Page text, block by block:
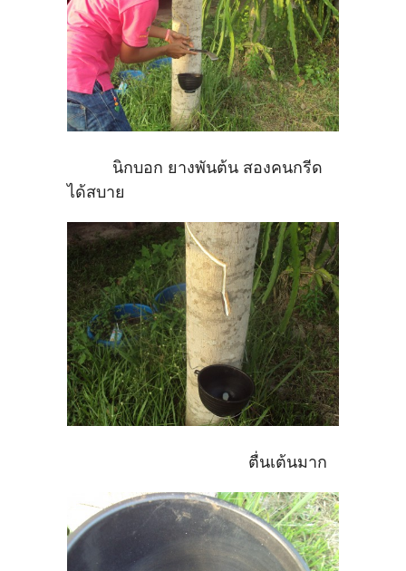
นิกบอก ยางพันต้น สองคนกรีด
ได้สบาย
ตื่นเต้นมาก